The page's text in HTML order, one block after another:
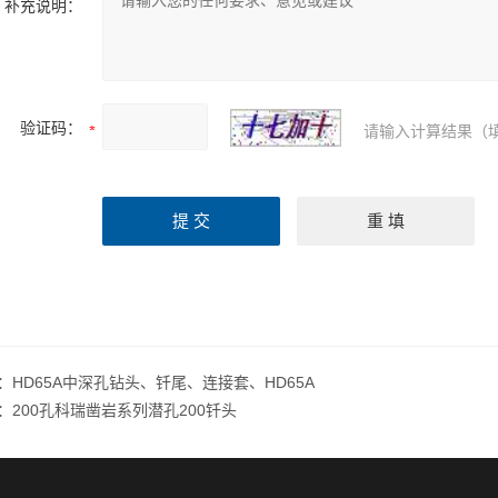
补充说明：
验证码： 请输入计算结果（
HD65A中深孔钻头、钎尾、连接套、HD65A
200孔科瑞凿岩系列潜孔200钎头